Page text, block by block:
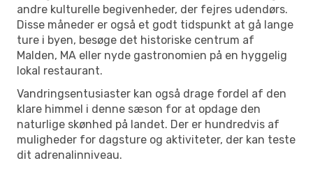
andre kulturelle begivenheder, der fejres udendørs.
Disse måneder er også et godt tidspunkt at gå lange
ture i byen, besøge det historiske centrum af
Malden, MA eller nyde gastronomien på en hyggelig
lokal restaurant.
Vandringsentusiaster kan også drage fordel af den
klare himmel i denne sæson for at opdage den
naturlige skønhed på landet. Der er hundredvis af
muligheder for dagsture og aktiviteter, der kan teste
dit adrenalinniveau.